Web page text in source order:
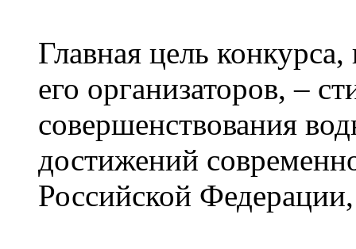
Главная цель
его организаторов, –
совершенствования
достижений
Российской